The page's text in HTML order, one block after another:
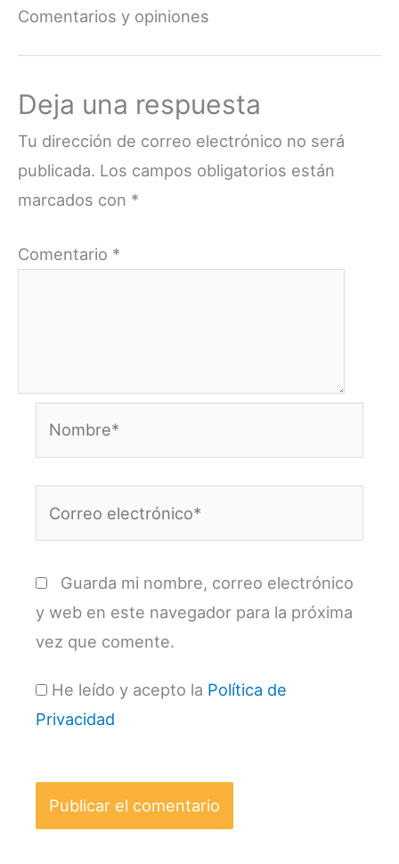
Comentarios y opiniones
Deja una respuesta
Tu dirección de correo electrónico no será
publicada. Los campos obligatorios están
marcados con *
Comentario *
Guarda mi nombre, correo electrónico
y web en este navegador para la próxima
vez que comente.
He leído y acepto la Política de
Privacidad